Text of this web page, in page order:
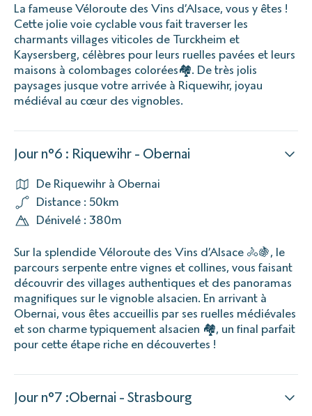
La fameuse Véloroute des Vins d’Alsace, vous y êtes !
Cette jolie voie cyclable vous fait traverser les
charmants villages viticoles de Turckheim et
Kaysersberg, célèbres pour leurs ruelles pavées et leurs
maisons à colombages colorées🏘️. De très jolis
paysages jusque votre arrivée à Riquewihr, joyau
médiéval au cœur des vignobles.
Jour n°6 : Riquewihr - Obernai
De Riquewihr à Obernai
Distance : 50km
Dénivelé : 380m
Sur la splendide Véloroute des Vins d’Alsace 🚴🍇, le
parcours serpente entre vignes et collines, vous faisant
découvrir des villages authentiques et des panoramas
magnifiques sur le vignoble alsacien. En arrivant à
Obernai, vous êtes accueillis par ses ruelles médiévales
et son charme typiquement alsacien 🏘️, un final parfait
pour cette étape riche en découvertes !
Jour n°7 :Obernai - Strasbourg